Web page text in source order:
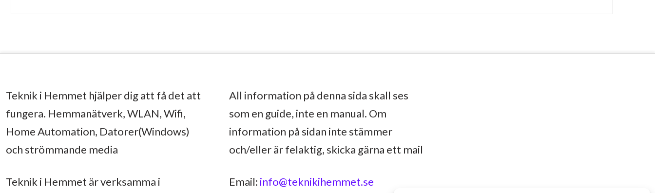
Teknik i Hemmet hjälper dig att få det att
fungera. Hemmanätverk, WLAN, Wifi,
Home Automation, Datorer(Windows)
och strömmande media
Teknik i Hemmet är verksamma i
All information på denna sida skall ses
som en guide, inte en manual. Om
information på sidan inte stämmer
och/eller är felaktig, skicka gärna ett mail
Email: info@teknikihemmet.se